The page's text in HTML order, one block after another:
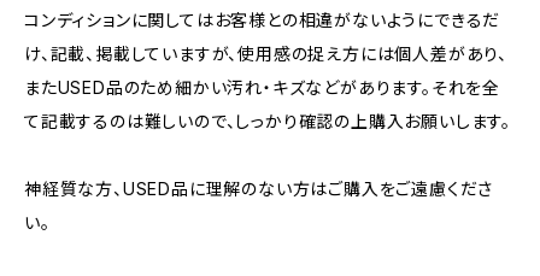
コンディションに関してはお客様との相違がないようにできるだ
け、記載、掲載していますが、使用感の捉え方には個人差があり、
またUSED品のため細かい汚れ・キズなどがあります。それを全
て記載するのは難しいので、しっかり確認の上購入お願いします。
神経質な方、USED品に理解のない方はご購入をご遠慮くださ
い。